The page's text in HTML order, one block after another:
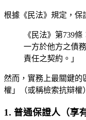
根據《民法》規定，保
《民法》第739
一方於他方之債
責任之契約。」
然而，實務上最關鍵的
權」（或稱檢索抗辯權
1. 普通保證人（享